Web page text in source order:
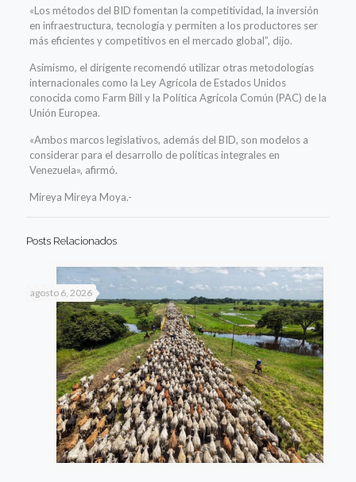
«Los métodos del BID fomentan la competitividad, la inversión
en infraestructura, tecnología y permiten a los productores ser
más eficientes y competitivos en el mercado global”, dijo.
Asimismo, el dirigente recomendó utilizar otras metodologías
internacionales como la Ley Agrícola de Estados Unidos
conocida como Farm Bill y la Política Agrícola Común (PAC) de la
Unión Europea.
«Ambos marcos legislativos, además del BID, son modelos a
considerar para el desarrollo de políticas integrales en
Venezuela», afirmó.
Mireya Mireya Moya.-
Posts Relacionados
agosto 6, 2026